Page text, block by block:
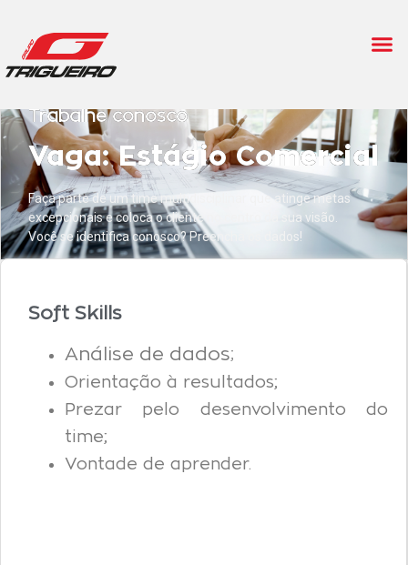
Trabalhe conosco
Vaga: Estágio Comercial
Faça parte de um time multidisciplinar que atinge metas
excepcionais e coloca o cliente no centro da sua visão.
Você se identifica conosco? Preencha os dados!
Soft Skills
Análise de dados;
Orientação à resultados;
Prezar pelo desenvolvimento do
time;
Vontade de aprender.